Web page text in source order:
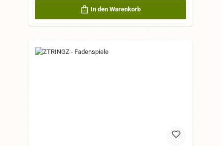
In den Warenkorb